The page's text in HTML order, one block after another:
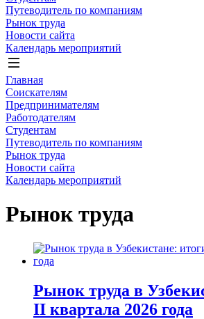
Путеводитель по компаниям
Рынок труда
Новости сайта
Календарь мероприятий
Главная
Соискателям
Предпринимателям
Работодателям
Студентам
Путеводитель по компаниям
Рынок труда
Новости сайта
Календарь мероприятий
Рынок труда
Рынок труда в
II квартала 2026 года